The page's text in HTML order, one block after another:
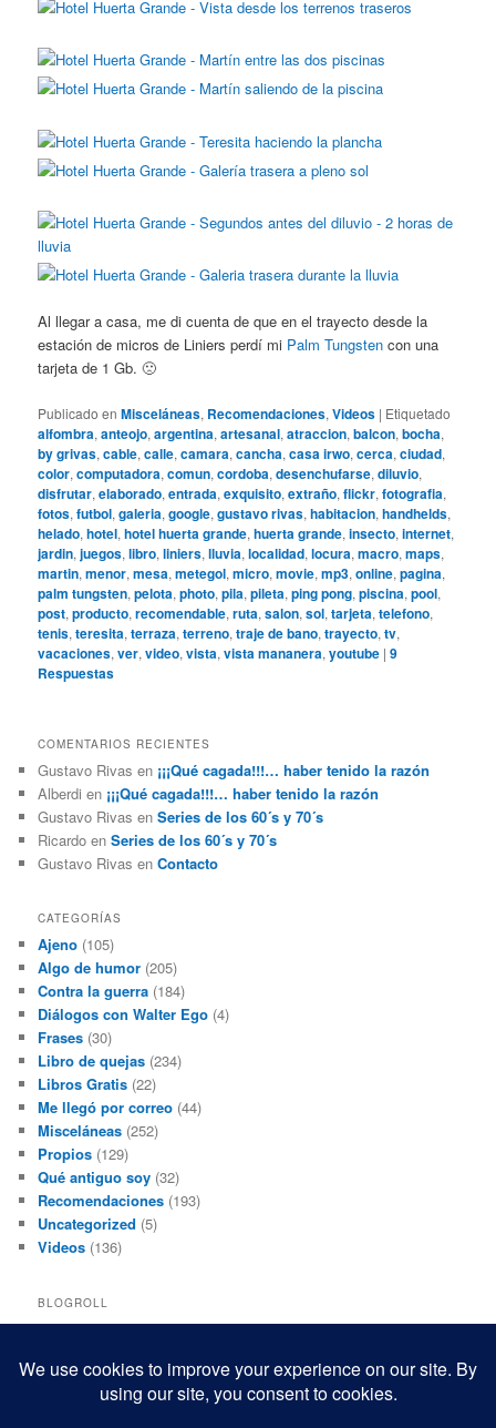
Al llegar a casa, me di cuenta de que en el trayecto desde la
estación de micros de Liniers perdí mi Palm Tungsten con una
tarjeta de 1 Gb. 🙁
Publicado en Misceláneas, Recomendaciones,Videos | Etiquetado
alfombra,anteojo,argentina,artesanal,atraccion,balcon,bocha,
by grivas,cable,calle,camara,cancha,casa irwo,cerca,ciudad,
color,computadora,comun,cordoba,desenchufarse,diluvio,
disfrutar,elaborado,entrada,exquisito,extraño,flickr,fotografia,
fotos,futbol,galeria,google,gustavo rivas,habitacion,handhelds,
helado,hotel,hotel huerta grande,huerta grande,insecto,internet,
jardin,juegos,libro,liniers,lluvia,localidad,locura,macro,maps,
martin,menor,mesa,metegol,micro,movie,mp3,online,pagina,
palm tungsten,pelota,photo,pila,pileta,ping pong,piscina,pool,
post,producto,recomendable,ruta,salon,sol,tarjeta,telefono,
tenis,teresita,terraza,terreno,traje de bano,trayecto,tv,
vacaciones,ver,video,vista,vista mananera,youtube |9
Respuestas
COMENTARIOS RECIENTES
Gustavo Rivas en ¡¡¡Qué cagada!!!… haber tenido la razón
Alberdi en ¡¡¡Qué cagada!!!… haber tenido la razón
Gustavo Rivas enSeries de los 60´s y 70´s
Ricardo enSeries de los 60´s y 70´s
Gustavo Rivas enContacto
CATEGORÍAS
Ajeno (105)
Algo de humor (205)
Contra la guerra (184)
Diálogos con Walter Ego (4)
Frases (30)
Libro de quejas (234)
Libros Gratis (22)
Me llegó por correo (44)
Misceláneas (252)
Propios (129)
Qué antiguo soy (32)
Recomendaciones (193)
Uncategorized (5)
Videos (136)
BLOGROLL
Black and White Power
Mis macrofotografías
Teresita Rivas